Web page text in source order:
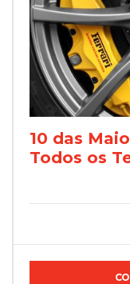
10 das
Todos os